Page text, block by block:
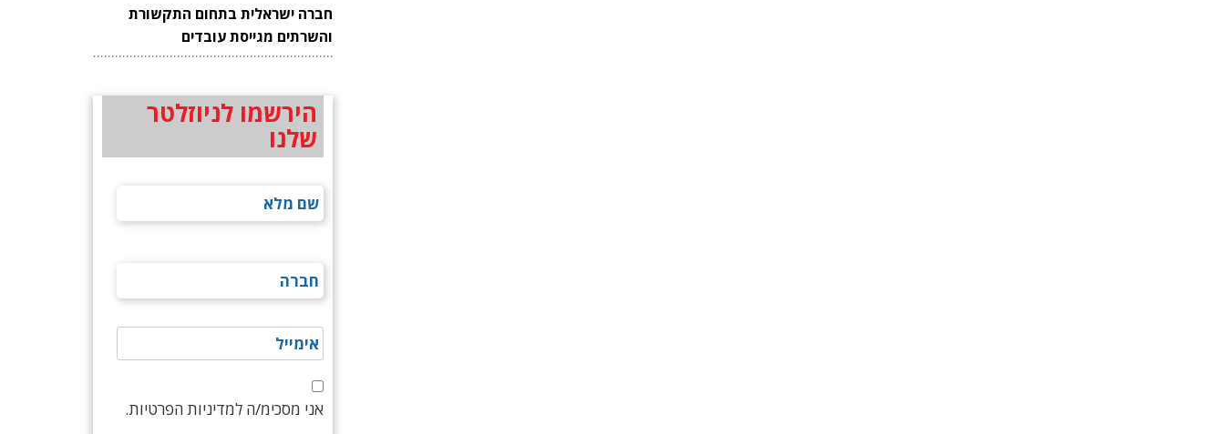
חברה ישראלית בתחום התקשורת
והשרתים מגייסת עובדים
הירשמו לניוזלטר
שלנו
אני מסכימ/ה למדיניות הפרטיות.